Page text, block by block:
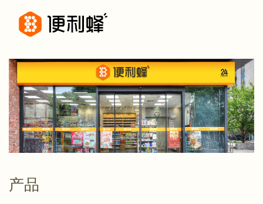
产品